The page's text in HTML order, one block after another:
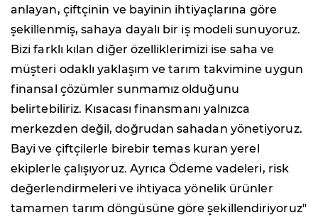
anlayan, çiftçinin ve bayinin ihtiyaçlarına göre
şekillenmiş, sahaya dayalı bir iş modeli sunuyoruz.
Bizi farklı kılan diğer özelliklerimizi ise saha ve
müşteri odaklı yaklaşım ve tarım takvimine uygun
finansal çözümler sunmamız olduğunu
belirtebiliriz. Kısacası finansmanı yalnızca
merkezden değil, doğrudan sahadan yönetiyoruz.
Bayi ve çiftçilerle birebir temas kuran yerel
ekiplerle çalışıyoruz. Ayrıca Ödeme vadeleri, risk
değerlendirmeleri ve ihtiyaca yönelik ürünler
tamamen tarım döngüsüne göre şekillendiriyoruz"